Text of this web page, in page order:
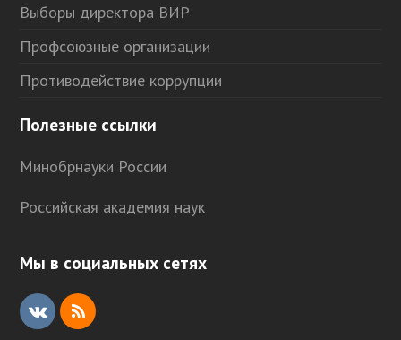
Выборы директора ВИР
Профсоюзные организации
Противодействие коррупции
Полезные ссылки
Минобрнауки России
Российская академия наук
Мы в социальных сетях
V
R